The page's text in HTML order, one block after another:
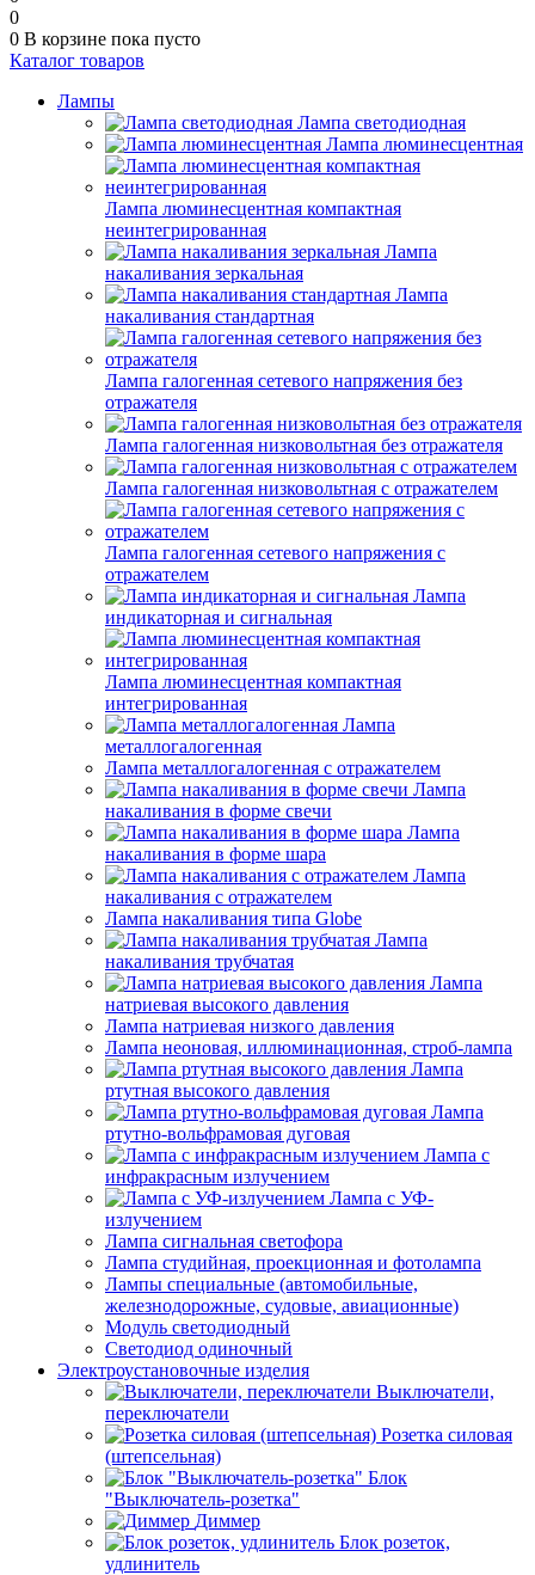
0
0 В корзине пока пусто
Каталог товаров
Лампы
Лампа светодиодная
Лампа люминесцентная
Лампа люминесцентная компактная
неинтегрированная
Лампа
накаливания зеркальная
Лампа
накаливания стандартная
Лампа галогенная сетевого напряжения без
отражателя
Лампа галогенная низковольтная без отражателя
Лампа галогенная низковольтная с отражателем
Лампа галогенная сетевого напряжения с
отражателем
Лампа
индикаторная и сигнальная
Лампа люминесцентная компактная
интегрированная
Лампа
металлогалогенная
Лампа металлогалогенная с отражателем
Лампа
накаливания в форме свечи
Лампа
накаливания в форме шара
Лампа
накаливания с отражателем
Лампа накаливания типа Globe
Лампа
накаливания трубчатая
Лампа
натриевая высокого давления
Лампа натриевая низкого давления
Лампа неоновая, иллюминационная, строб-лампа
Лампа
ртутная высокого давления
Лампа
ртутно-вольфрамовая дуговая
Лампа с
инфракрасным излучением
Лампа с УФ-
излучением
Лампа сигнальная светофора
Лампа студийная, проекционная и фотолампа
Лампы специальные (автомобильные,
железнодорожные, судовые, авиационные)
Модуль светодиодный
Светодиод одиночный
Электроустановочные изделия
Выключатели,
переключатели
Розетка силовая
(штепсельная)
Блок
"Выключатель-розетка"
Диммер
Блок розеток,
удлинитель